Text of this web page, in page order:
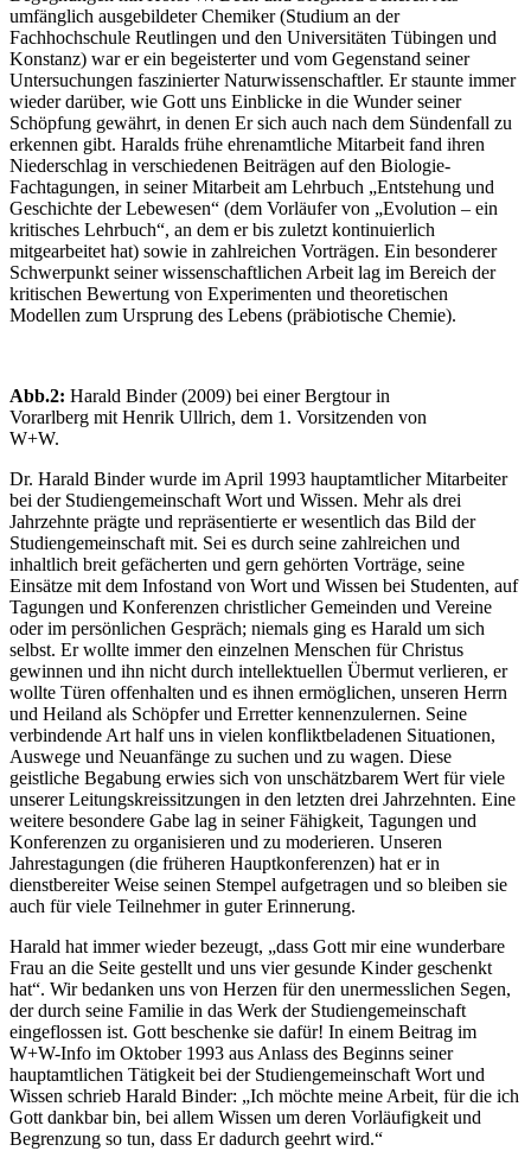
umfänglich ausgebildeter Chemiker (Studium an der
Fachhochschule Reutlingen und den Universitäten Tübingen und
Konstanz) war er ein begeisterter und vom Gegenstand seiner
Untersuchungen faszinierter Naturwissenschaftler. Er staunte immer
wieder darüber, wie Gott uns Einblicke in die Wunder seiner
Schöpfung gewährt, in denen Er sich auch nach dem Sündenfall zu
erkennen gibt. Haralds frühe ehrenamtliche Mitarbeit fand ihren
Niederschlag in verschiedenen Beiträgen auf den Biologie-
Fachtagungen, in seiner Mitarbeit am Lehrbuch „Entstehung und
Geschichte der Lebewesen“ (dem Vorläufer von „Evolution – ein
kritisches Lehrbuch“, an dem er bis zuletzt kontinuierlich
mitgearbeitet hat) sowie in zahlreichen Vorträgen. Ein besonderer
Schwerpunkt seiner wissenschaftlichen Arbeit lag im Bereich der
kritischen Bewertung von Experimenten und theoretischen
Modellen zum Ursprung des Lebens (präbiotische Chemie).
Abb.2: Harald Binder (2009) bei einer Bergtour in
Vorarlberg mit Henrik Ullrich, dem 1. Vorsitzenden von
W+W.
Dr. Harald Binder wurde im April 1993 hauptamtlicher Mitarbeiter
bei der Studiengemeinschaft Wort und Wissen. Mehr als drei
Jahrzehnte prägte und repräsentierte er wesentlich das Bild der
Studiengemeinschaft mit. Sei es durch seine zahlreichen und
inhaltlich breit gefächerten und gern gehörten Vorträge, seine
Einsätze mit dem Infostand von Wort und Wissen bei Studenten, auf
Tagungen und Konferenzen christlicher Gemeinden und Vereine
oder im persönlichen Gespräch; niemals ging es Harald um sich
selbst. Er wollte immer den einzelnen Menschen für Christus
gewinnen und ihn nicht durch intellektuellen Übermut verlieren, er
wollte Türen offenhalten und es ihnen ermöglichen, unseren Herrn
und Heiland als Schöpfer und Erretter kennenzulernen. Seine
verbindende Art half uns in vielen konfliktbeladenen Situationen,
Auswege und Neuanfänge zu suchen und zu wagen. Diese
geistliche Begabung erwies sich von unschätzbarem Wert für viele
unserer Leitungskreissitzungen in den letzten drei Jahrzehnten. Eine
weitere besondere Gabe lag in seiner Fähigkeit, Tagungen und
Konferenzen zu organisieren und zu moderieren. Unseren
Jahrestagungen (die früheren Hauptkonferenzen) hat er in
dienstbereiter Weise seinen Stempel aufgetragen und so bleiben sie
auch für viele Teilnehmer in guter Erinnerung.
Harald hat immer wieder bezeugt, „dass Gott mir eine wunderbare
Frau an die Seite gestellt und uns vier gesunde Kinder geschenkt
hat“. Wir bedanken uns von Herzen für den unermesslichen Segen,
der durch seine Familie in das Werk der Studiengemeinschaft
eingeflossen ist. Gott beschenke sie dafür! In einem Beitrag im
W+W-Info im Oktober 1993 aus Anlass des Beginns seiner
hauptamtlichen Tätigkeit bei der Studiengemeinschaft Wort und
Wissen schrieb Harald Binder: „Ich möchte meine Arbeit, für die ich
Gott dankbar bin, bei allem Wissen um deren Vorläufigkeit und
Begrenzung so tun, dass Er dadurch geehrt wird.“